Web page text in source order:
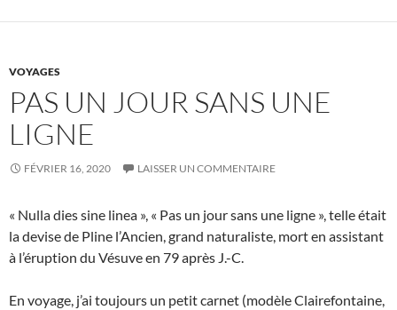
VOYAGES
PAS UN JOUR SANS UNE
LIGNE
FÉVRIER 16, 2020 LAISSER UN COMMENTAIRE
« Nulla dies sine linea », « Pas un jour sans une ligne », telle était
la devise de Pline l’Ancien, grand naturaliste, mort en assistant
à l’éruption du Vésuve en 79 après J.-C.
En voyage, j’ai toujours un petit carnet (modèle Clairefontaine,